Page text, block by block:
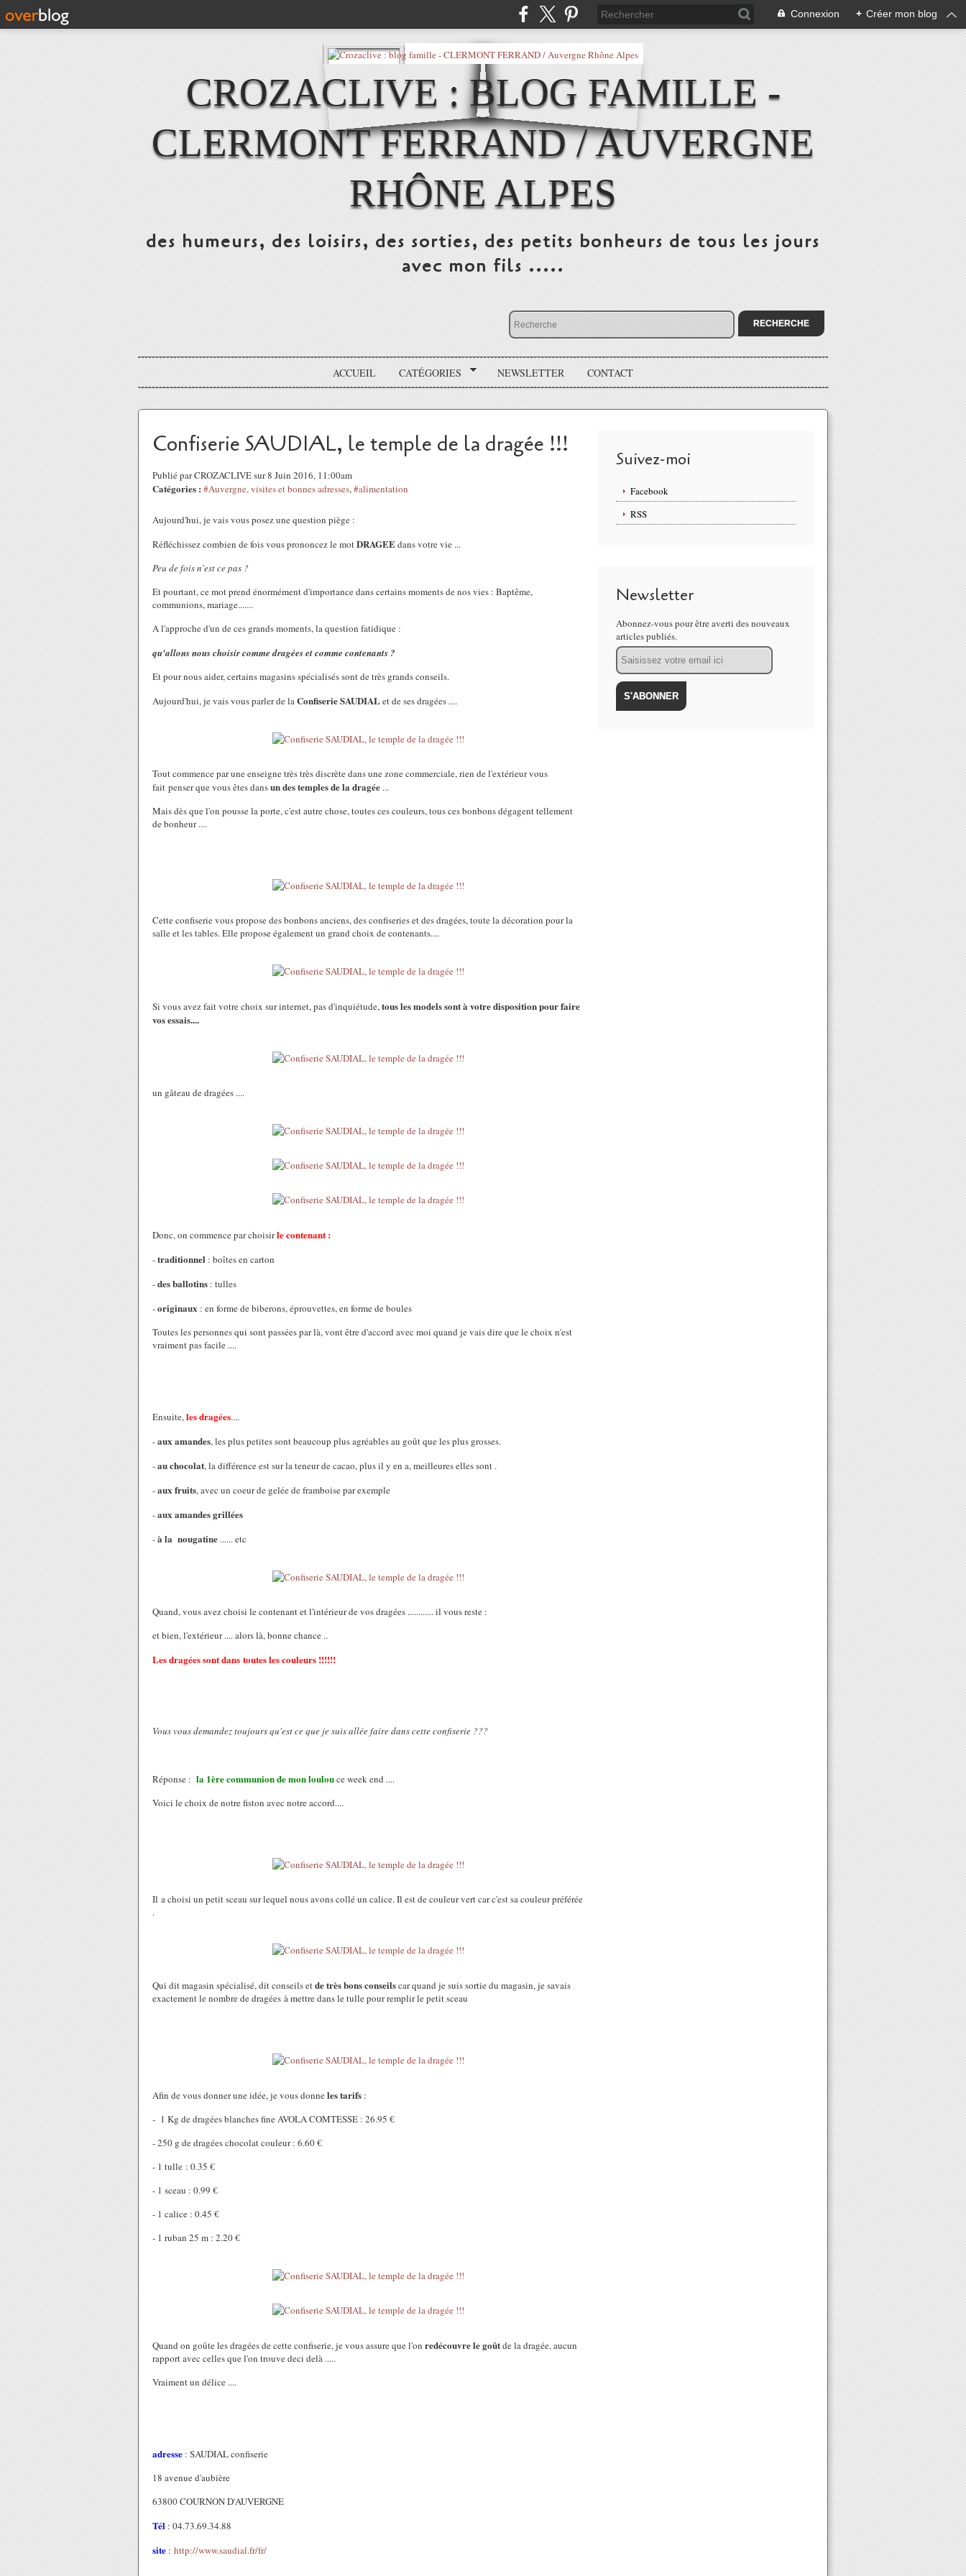
Connexion + Créer mon blog
CROZACLIVE : BLOG FAMILLE -
CLERMONT FERRAND / AUVERGNE
RHÔNE ALPES
des humeurs, des loisirs, des sorties, des petits bonheurs de tous les jours
avec mon fils .....
ACCUEIL CATÉGORIES NEWSLETTER CONTACT
Confiserie SAUDIAL, le temple de la dragée !!!
Publié par CROZACLIVE sur 8 Juin 2016, 11:00am
Catégories : #Auvergne, visites et bonnes adresses,#alimentation
Aujourd'hui, je vais vous posez une question piège :
Réfléchissez combien de fois vous prononcez le motDRAGEEdans votre vie ...
Peu de fois n'est ce pas ?
Et pourtant, ce mot prend énormément d'importance dans certains moments de nos vies : Baptême,
communions, mariage.......
A l'approche d'un de ces grands moments, la question fatidique :
qu'allons nous choisir comme dragées et comme contenants ?
Et pour nous aider, certains magasins spécialisés sont de très grands conseils.
Aujourd'hui, je vais vous parler de laConfiserie SAUDIALet de ses dragées ....
Tout commence par une enseigne très très discrète dans une zone commerciale, rien de l'extérieur vous
fait penser que vous êtes dansun des temples de la dragée ...
Mais dès que l'on pousse la porte, c'est autre chose, toutes ces couleurs, tous ces bonbons dégagent tellement
de bonheur ....
Cette confiserie vous propose des bonbons anciens, des confiseries et des dragées, toute la décoration pour la
salle et les tables. Elle propose également un grand choix de contenants....
Si vous avez fait votre choix sur internet, pas d'inquiétude,tous les models sont à votre disposition pour faire
vos essais....
un gâteau de dragées ....
Donc, on commence par choisirle contenant :
-traditionnel : boîtes en carton
-des ballotins : tulles
-originaux : en forme de biberons, éprouvettes, en forme de boules
Toutes les personnes qui sont passées par là, vont être d'accord avec moi quand je vais dire que le choix n'est
vraiment pas facile ....
Ensuite,les dragées....
-aux amandes, les plus petites sont beaucoup plus agréables au goût que les plus grosses.
-au chocolat, la différence est sur la teneur de cacao, plus il y en a, meilleures elles sont .
-aux fruits, avec un coeur de gelée de framboise par exemple
-aux amandes grillées
-à la nougatine ...... etc
Quand, vous avez choisi le contenant et l'intérieur de vos dragées ............ il vous reste :
et bien, l'extérieur .... alors là, bonne chance ..
Les dragées sont dans toutes les couleurs !!!!!!
Vous vous demandez toujours qu'est ce que je suis allée faire dans cette confiserie ???
Réponse : la 1ère communion de mon loulouce week end ....
Voici le choix de notre fiston avec notre accord....
Il a choisi un petit sceau sur lequel nous avons collé un calice. Il est de couleur vert car c'est sa couleur préférée
.
Qui dit magasin spécialisé, dit conseils etde très bons conseilscar quand je suis sortie du magasin, je savais
exactement le nombre de dragées à mettre dans le tulle pour remplir le petit sceau
Afin de vous donner une idée, je vous donneles tarifs :
- 1 Kg de dragées blanches fine AVOLA COMTESSE : 26.95 €
- 250 g de dragées chocolat couleur : 6.60 €
- 1 tulle : 0.35 €
- 1 sceau : 0.99 €
- 1 calice : 0.45 €
- 1 ruban 25 m : 2.20 €
Quand on goûte les dragées de cette confiserie, je vous assure que l'on redécouvre le goûtde la dragée, aucun
rapport avec celles que l'on trouve deci delà .....
Vraiment un délice ....
adresse : SAUDIAL confiserie
18 avenue d'aubière
63800 COURNON D'AUVERGNE
Tél : 04.73.69.34.88
site : http://www.saudial.fr/fr/
Suivez-moi
Facebook
RSS
Newsletter
Abonnez-vous pour être averti des nouveaux
articles publiés.
Email